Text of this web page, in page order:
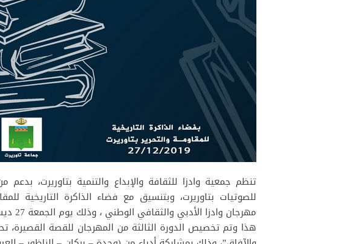
تنظم جمعية وادزا للثقافة والإبداع والتنمية بتاوريرت،
للصوتيات بتاوريرت، وبتنسيق مع فضاء الذاكرة التاريخية
مهرجان وادزا الأدبي والثقافي الوطني ، وذلك يوم الجمعة 27 ديسمبر 2019.
هذا وتم تخصيص الدورة الثالثة من المهرجان للقصة القصيرة،